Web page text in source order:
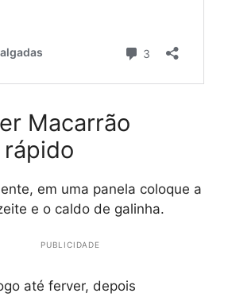
Macarrão
em uma panela coloque a
e o caldo de galinha.
PUBLICIDADE
até ferver, depois